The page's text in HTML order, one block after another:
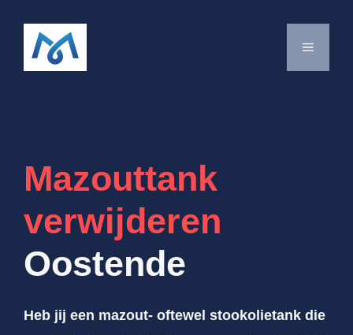
MENU
Mazouttank
verwijderen
Oostende
Heb jij een mazout- oftewel stookolietank die